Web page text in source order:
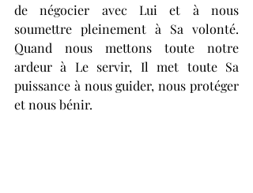
de négocier avec Lui et à nous
soumettre pleinement à Sa volonté.
Quand nous mettons toute notre
ardeur à Le servir, Il met toute Sa
puissance à nous guider, nous protéger
et nous bénir.